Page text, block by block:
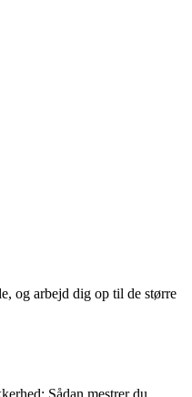
og arbejd dig op til de større
Sådan mestrer du